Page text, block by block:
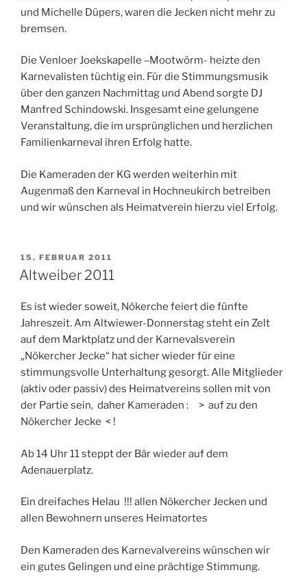
und Michelle Düpers, waren die Jecken nicht mehr zu
bremsen.
Die Venloer Joekskapelle –Mootwörm- heizte den
Karnevalisten tüchtig ein. Für die Stimmungsmusik
über den ganzen Nachmittag und Abend sorgte DJ
Manfred Schindowski. Insgesamt eine gelungene
Veranstaltung, die im ursprünglichen und herzlichen
Familienkarneval ihren Erfolg hatte.
Die Kameraden der KG werden weiterhin mit
Augenmaß den Karneval in Hochneukirch betreiben
und wir wünschen als Heimatverein hierzu viel Erfolg.
VERÖFFENTLICHT
AM
15. FEBRUAR 2011
Altweiber 2011
Es ist wieder soweit, Nökerche feiert die fünfte
Jahreszeit. Am Altwiewer-Donnerstag steht ein Zelt
auf dem Marktplatz und der Karnevalsverein
„Nökercher Jecke“ hat sicher wieder für eine
stimmungsvolle Unterhaltung gesorgt. Alle Mitglieder
(aktiv oder passiv) des Heimatvereins sollen mit von
der Partie sein, daher Kameraden : > auf zu den
Nökercher Jecke < !
Ab 14 Uhr 11 steppt der Bär wieder auf dem
Adenauerplatz.
Ein dreifaches Helau !!! allen Nökercher Jecken und
allen Bewohnern unseres Heimatortes
Den Kameraden des Karnevalvereins wünschen wir
ein gutes Gelingen und eine prächtige Stimmung.